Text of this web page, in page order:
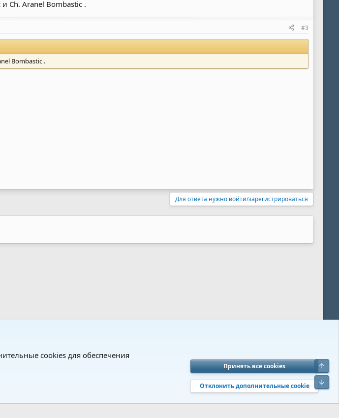
Ch. Aranel Bombastic .
#3
Bombastic .
Для ответа нужно войти/зарегистрироваться
Политика конфиденциальности Помощь
R
S
cookies для обеспечения
Принять все cookies
Отклонить дополнительные cookie